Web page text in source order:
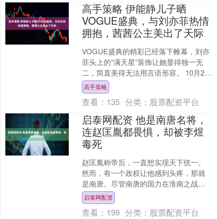
高手策略 伊能静儿子晒
VOGUE盛典，与刘亦菲热情
拥抱，茜茜公主美出了天际
VOGUE盛典的精彩已经落下帷幕，刘亦
菲头上的“满天星”装饰让她显得独一无
二，简直美得无法用言语形容。 10月25
日，恩利在社交平台上分享了自己与众
多明星合影的....
高手策略
查看： 135 分类： 股票配资平台
启泰网配资 他是南唐名将，
连赵匡胤都畏惧，却被李煜
毒死
赵匡胤称帝后，一直想实现天下统一。
然而，有一个政权让他感到头疼，那就
是南唐。尽管南唐的国力在淮南之战后
遭遇削弱，但依然拥有数十万军队。而
且，南唐还有一位名将，他....
启泰网配资
查看： 199 分类： 股票配资平台